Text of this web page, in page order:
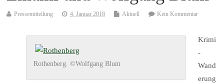
Pressemitteilung 4. Januar 2018 Aktuell Kein Kommentar
Rothenberg. ©Wolfgang Blum
Krimi
-
Wand
erung